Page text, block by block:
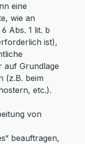
eine
wie an
Abs. 1 lit. b
ist),
auf Grundlage
(z.B. beim
etc.).
von
beauftragen,